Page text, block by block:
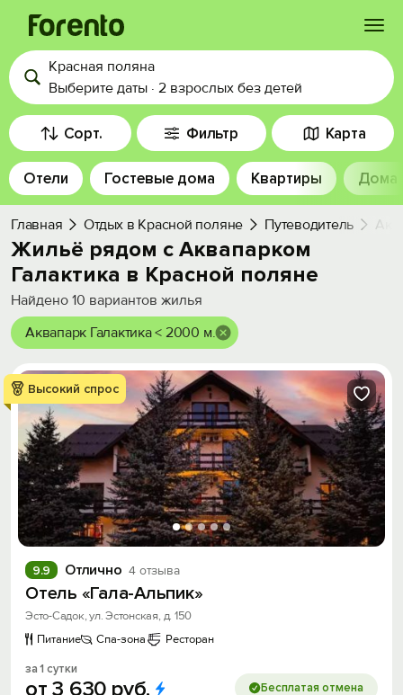
Войти
Избранное
История просмотра
Добавить свой объект
Красная поляна
Выберите даты · 2 взрослых без детей
Сорт. Фильтр Карта
Отели Гостевые дома Квартиры Дома
Главная Отдых в Красной поляне Путеводитель
Жильё рядом с Аквапарком
Галактика в Красной поляне
Найдено 10 вариантов жилья
Аквапарк Галактика < 2000 м.
Высокий спрос
Отлично 4 отзыва
9.9
Отель «Гала-Альпик»
Эсто-Садок, ул. Эстонская, д. 150
Питание
Спа-зона Ресторан
за 1 сутки
от3 630 руб. Бесплатая отмена